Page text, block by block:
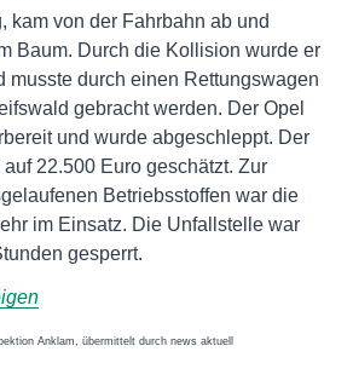
kam von der Fahrbahn ab und
Baum. Durch die Kollision wurde er
musste durch einen Rettungswagen
gebracht werden. Der Opel
und wurde abgeschleppt. Der
22.500 Euro geschätzt. Zur
Betriebsstoffen war die
im Einsatz. Die Unfallstelle war
gesperrt.
Anklam, übermittelt durch news aktuell